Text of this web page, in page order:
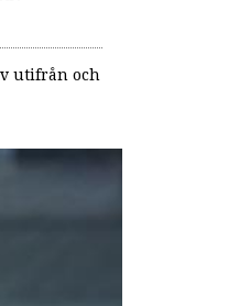
utifrån och